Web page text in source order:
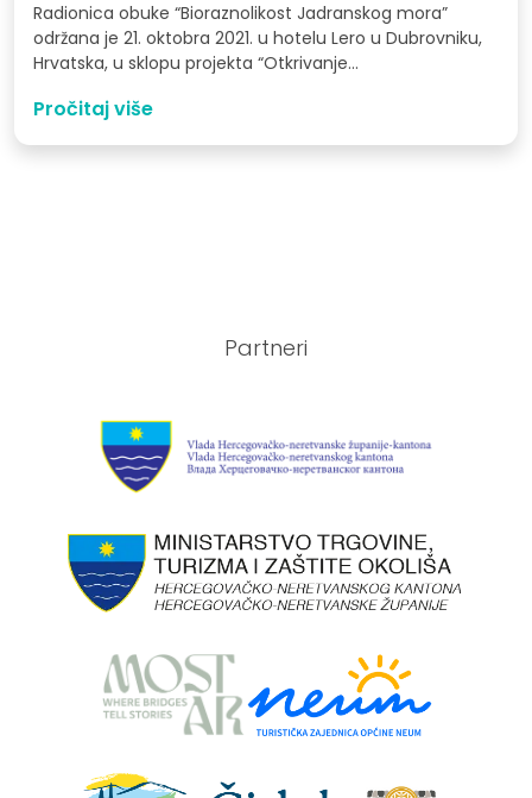
Radionica obuke “Bioraznolikost Jadranskog mora”
održana je 21. oktobra 2021. u hotelu Lero u Dubrovniku,
Hrvatska, u sklopu projekta “Otkrivanje…
Pročitaj više
Partneri